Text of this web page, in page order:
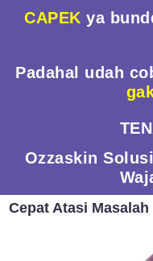
CAPEK ya
Padahal udah
Ozzaskin
Cepat Atasi